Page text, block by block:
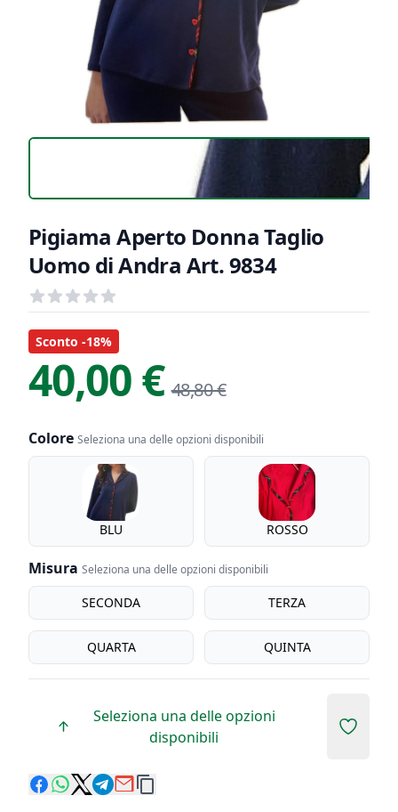
Pigiama Aperto Donna Taglio
Uomo di Andra Art. 9834
Recensioni
out of 5 stars
Informazioni Prodotto
Descrizione riassuntiva
Sconto -18%
40,00 € 48,80 €
Colore Seleziona una delle opzioni disponibili
Colore
BLU ROSSO
Misura Seleziona una delle opzioni disponibili
Misura SECONDA TERZA
QUARTA QUINTA
Seleziona una delle opzioni
disponibili
Add to